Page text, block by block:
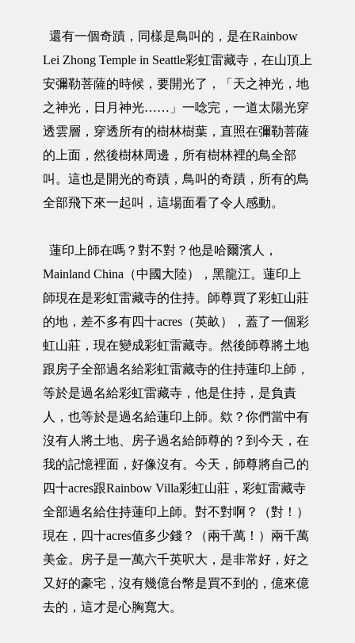
還有一個奇蹟，同樣是鳥叫的，是在Rainbow
Lei Zhong Temple in Seattle彩虹雷藏寺，在山頂上
安彌勒菩薩的時候，要開光了，「天之神光，地
之神光，日月神光……」一唸完，一道太陽光穿
透雲層，穿透所有的樹林樹葉，直照在彌勒菩薩
的上面，然後樹林周邊，所有樹林裡的鳥全部
叫。這也是開光的奇蹟，鳥叫的奇蹟，所有的鳥
全部飛下來一起叫，這場面看了令人感動。
蓮印上師在嗎？對不對？他是哈爾濱人，
Mainland China（中國大陸），黑龍江。蓮印上
師現在是彩虹雷藏寺的住持。師尊買了彩虹山莊
的地，差不多有四十acres（英畝），蓋了一個彩
虹山莊，現在變成彩虹雷藏寺。然後師尊將土地
跟房子全部過名給彩虹雷藏寺的住持蓮印上師，
等於是過名給彩虹雷藏寺，他是住持，是負責
人，也等於是過名給蓮印上師。欸？你們當中有
沒有人將土地、房子過名給師尊的？到今天，在
我的記憶裡面，好像沒有。今天，師尊將自己的
四十acres跟Rainbow Villa彩虹山莊，彩虹雷藏寺
全部過名給住持蓮印上師。對不對啊？（對！）
現在，四十acres值多少錢？（兩千萬！）兩千萬
美金。房子是一萬六千英呎大，是非常好，好之
又好的豪宅，沒有幾億台幣是買不到的，億來億
去的，這才是心胸寬大。